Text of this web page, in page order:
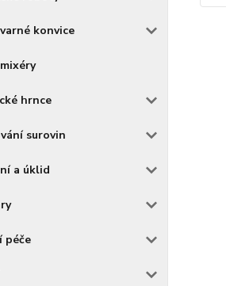
konvice
hrnce
surovin
a úklid
péče